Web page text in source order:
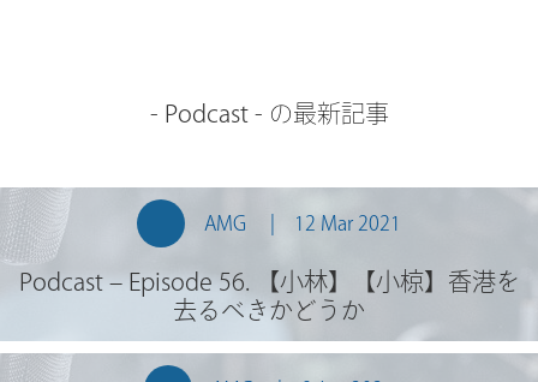
- Podcast- の最新記事
AMG 12 Mar 2021
Podcast – Episode 56. 【小林】【小椋】香港を
去るべきかどうか